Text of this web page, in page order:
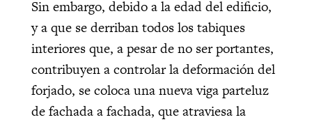
Sin embargo, debido a la edad del edificio,
y a que se derriban todos los tabiques
interiores que, a pesar de no ser portantes,
contribuyen a controlar la deformación del
forjado, se coloca una nueva viga parteluz
de fachada a fachada, que atraviesa la